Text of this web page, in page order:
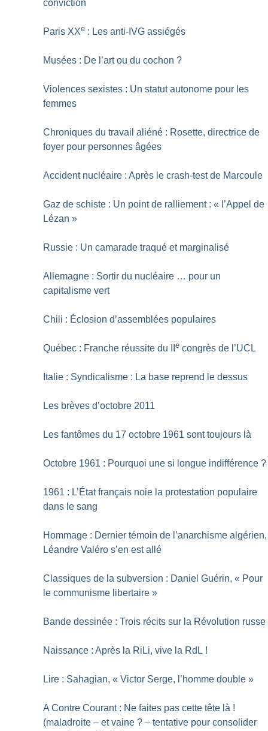
conviction
Paris XXe : Les anti-IVG assiégés
Musées : De l’art ou du cochon ?
Violences sexistes : Un statut autonome pour les
femmes
Chroniques du travail aliéné : Rosette, directrice de
foyer pour personnes âgées
Accident nucléaire : Après le crash-test de Marcoule
Gaz de schiste : Un point de ralliement : « l’Appel de
Lézan »
Russie : Un camarade traqué et marginalisé
Allemagne : Sortir du nucléaire … pour un
capitalisme vert
Chili : Éclosion d’assemblées populaires
Québec : Franche réussite du IIe congrès de l’UCL
Italie : Syndicalisme : La base reprend le dessus
Les brèves d’octobre 2011
Les fantômes du 17 octobre 1961 sont toujours là
Octobre 1961 : Pourquoi une si longue indifférence ?
1961 : L’État français noie la protestation populaire
dans le sang
Hommage : Dernier témoin de l’anarchisme algérien,
Léandre Valéro s’en est allé
Classiques de la subversion : Daniel Guérin, « Pour
le communisme libertaire »
Bande dessinée : Trois récits sur la Révolution russe
Naissance : Après la RiLi, vive la RdL !
Lire : Sahagian, « Victor Serge, l’homme double »
A Contre Courant : Ne faites pas cette tête là !
(maladroite – et vaine ? – tentative pour consolider